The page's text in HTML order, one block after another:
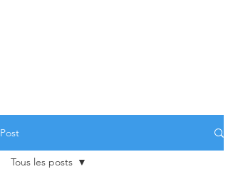
Post
Tous les posts